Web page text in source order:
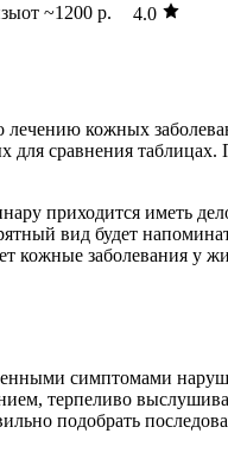
от ~1200 р. 4.0
лечению кожных
для сравнения
приходится иметь
вид будет
кожные заболевания у
симптомами
терпеливо
подобрать